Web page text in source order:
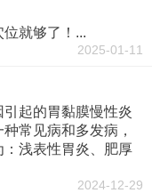
就够了！...
2025-01-11
起的胃黏膜慢性炎
常见病和多发病，
浅表性胃炎、肥厚
2024-12-29